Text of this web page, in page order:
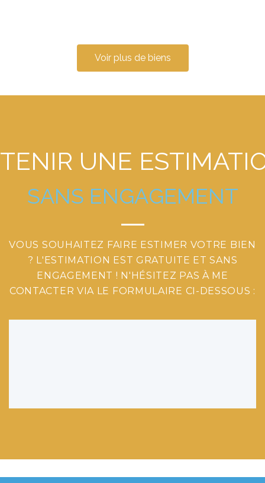
Voir plus de biens
UNE
SANS ENGAGEMENT
VOUS SOUHAITEZ FAIRE ESTIMER VOTRE BIEN
? L'ESTIMATION EST GRATUITE ET SANS
ENGAGEMENT ! N'HÉSITEZ PAS À ME
CONTACTER VIA LE FORMULAIRE CI-DESSOUS :